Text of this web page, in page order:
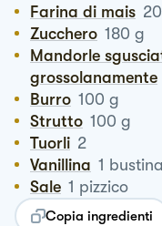
Farina di mais
Zucchero 180 g
Mandorle sgusciate non pelate tagliate
grossolanamente
Burro 100 g
Strutto 100 g
Tuorli 2
Vanillina 1 bustina
Sale 1 pizzico
Copia ingredienti